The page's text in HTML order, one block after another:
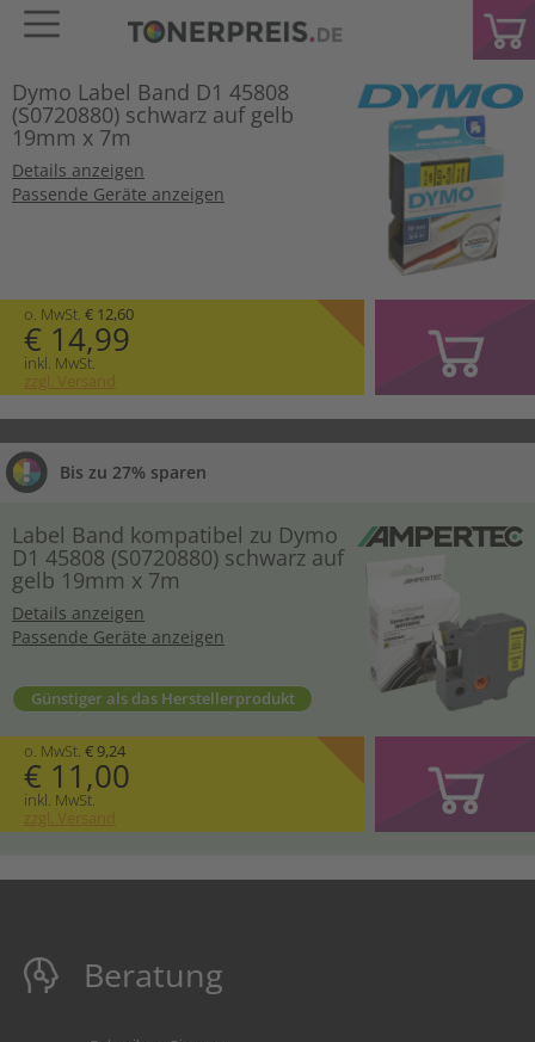
Dymo Label Band D1 45808
(S0720880) schwarz auf gelb
19mm x 7m
Details anzeigen
Passende Geräte anzeigen
o. MwSt. € 12,60
€ 14,99
inkl. MwSt.
zzgl. Versand
Bis zu 27% sparen
Label Band kompatibel zu Dymo
D1 45808 (S0720880) schwarz auf
gelb 19mm x 7m
Details anzeigen
Passende Geräte anzeigen
Günstiger als das Herstellerprodukt
o. MwSt. € 9,24
€ 11,00
inkl. MwSt.
zzgl. Versand
Beratung